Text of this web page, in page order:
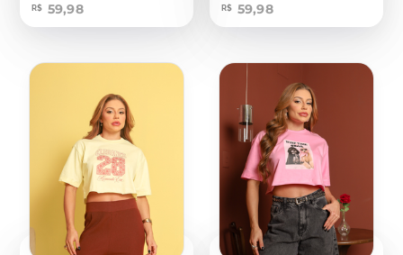
R$ 59,98 R$ 59,98